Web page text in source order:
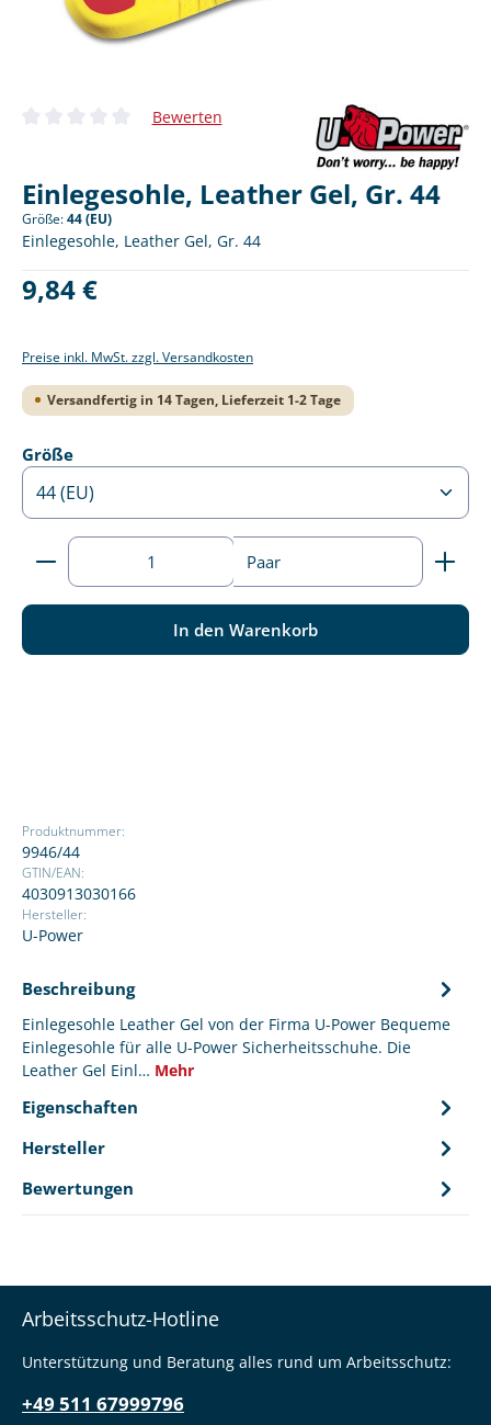
Durchschnittliche Bewertung von 0 von 5 Sternen
Bewerten
Einlegesohle, Leather Gel, Gr. 44
Größe:44 (EU)
Einlegesohle, Leather Gel, Gr. 44
Regulärer Preis:
9,84 €
Preise inkl. MwSt. zzgl. Versandkosten
Versandfertig in 14 Tagen, Lieferzeit 1-2 Tage
Größeauswählen
Produkt Anzahl: Gib den gewünschten Wert ein
Paar
In den Warenkorb
Produktnummer:
9946/44
GTIN/EAN:
4030913030166
Hersteller:
U-Power
Beschreibung
Einlegesohle Leather Gel von der Firma U-Power Bequeme
Einlegesohle für alle U-Power Sicherheitsschuhe. Die
Leather Gel Einl… Mehr
Eigenschaften
Hersteller
Bewertungen
Arbeitsschutz-Hotline
Unterstützung und Beratung alles rund um Arbeitsschutz:
+49 511 67999796